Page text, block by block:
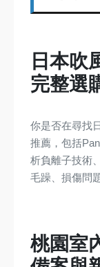
日本吹
完整選
你是否在尋找
推薦，包括
析負離子技術
毛躁、損傷問
桃園室